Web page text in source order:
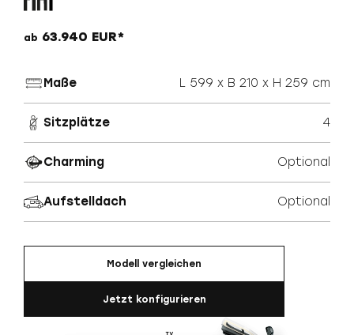
ab 63.940 EUR*
Maße L 599 x B 210 x H 259 cm
Sitzplätze 4
Charming Optional
Aufstelldach Optional
Modell vergleichen
Jetzt konfigurieren